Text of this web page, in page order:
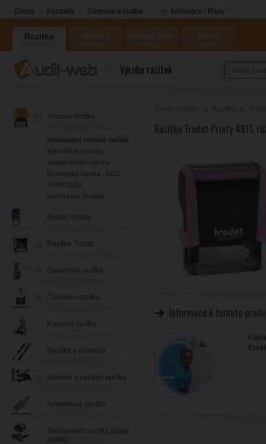
Domů Kontakty Doprava a platba Informace / Rady
Razítka
Coloris
Výroba razítek
Razítko Trodat Printy 4911,
Informace k tomuto
Textová razítka
Standardní textová razítka
Kancelářská razítka
Antibakteriální razítka
Ekologická razítka - ECO
VÝPRODEJ
Razítka pro školáky
Kulatá razítka
Razítka Trodat
Datumová razítka
Číslovací razítka
Kapesní razítka
Razítka v propisce
Reliéfní a pečetní razítka
Alfabetická razítka
Sestavovací razítka (sady
znaků)